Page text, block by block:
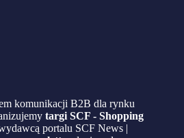
komunikacji B2B dla rynku
targi SCF - Shopping
portalu SCF News |